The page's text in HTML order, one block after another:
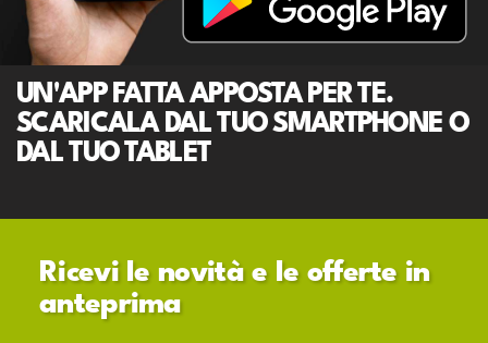
UN'APP FATTA APPOSTA PER TE.
SCARICALA DAL TUO SMARTPHONE O
DAL TUO TABLET
Ricevi le novità e le offerte in
anteprima